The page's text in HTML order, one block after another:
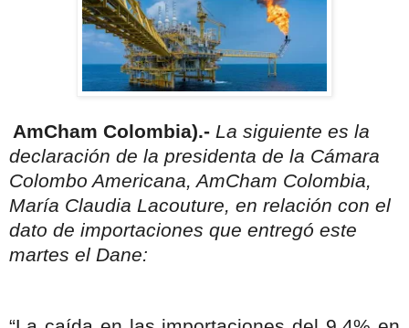
AmCham Colombia).- La siguiente es la
declaración de la presidenta de la Cámara
Colombo Americana, AmCham Colombia,
María Claudia Lacouture, en relación con el
dato de importaciones que entregó este
martes el Dane: